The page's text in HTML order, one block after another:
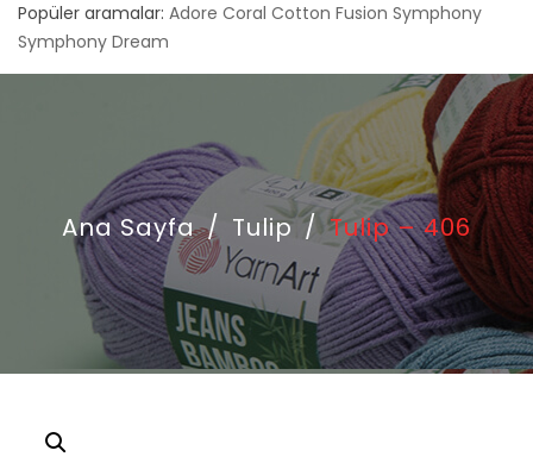
Popüler aramalar: Adore Coral Cotton Fusion Symphony
Symphony Dream
Ana Sayfa / Tulip / Tulip – 406